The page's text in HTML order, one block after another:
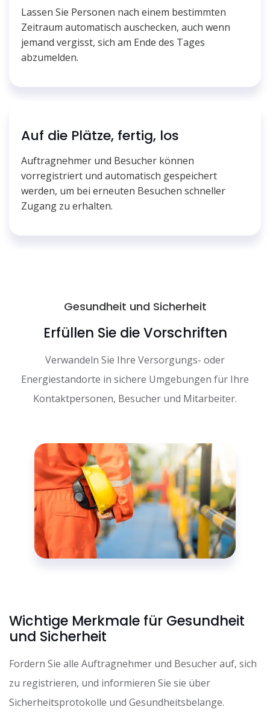
Lassen Sie Personen nach einem bestimmten
Zeitraum automatisch auschecken, auch wenn
jemand vergisst, sich am Ende des Tages
abzumelden.
Auf die Plätze, fertig, los
Auftragnehmer und Besucher können
vorregistriert und automatisch gespeichert
werden, um bei erneuten Besuchen schneller
Zugang zu erhalten.
Gesundheit und Sicherheit
Erfüllen Sie die Vorschriften
Verwandeln Sie Ihre Versorgungs- oder
Energiestandorte in sichere Umgebungen für Ihre
Kontaktpersonen, Besucher und Mitarbeiter.
Wichtige Merkmale für Gesundheit
und Sicherheit
Fordern Sie alle Auftragnehmer und Besucher auf, sich
zu registrieren, und informieren Sie sie über
Sicherheitsprotokolle und Gesundheitsbelange.